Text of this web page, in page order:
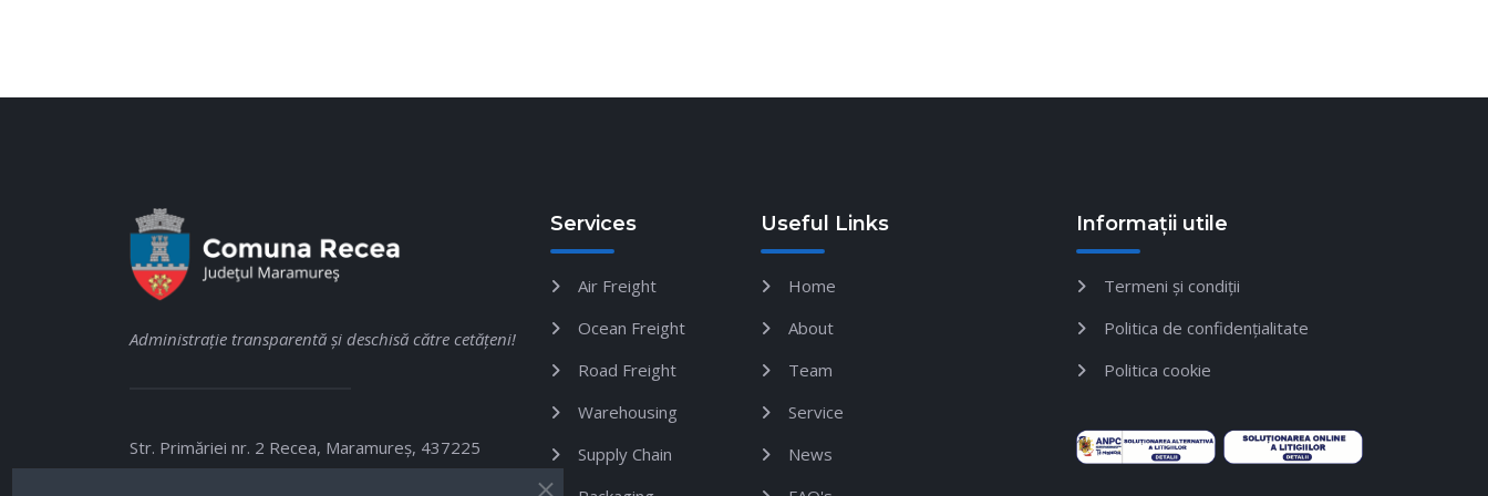
Administraţie transparentă şi deschisă către cetăţeni!
Str. Primăriei nr. 2 Recea, Maramureş, 437225
Services
Air Freight
Ocean Freight
Road Freight
Warehousing
Supply Chain
Useful Links
Home
About
Team
Service
News
Informații utile
Termeni și condiții
Politica de confidențialitate
Politica cookie